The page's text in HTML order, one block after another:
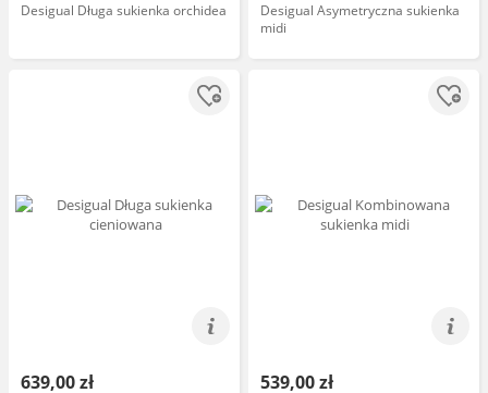
Desigual Długa sukienka orchidea
Desigual Asymetryczna sukienka
midi
639,00 zł 539,00 zł